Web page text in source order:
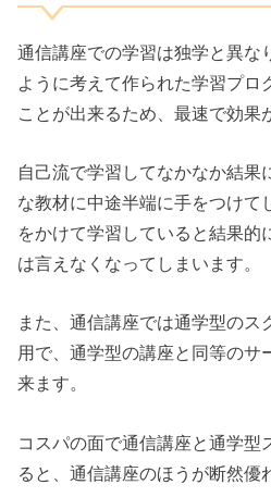
通信講座での学習は独学と異な
ように考えて作られた学習プロ
ことが出来るため、最速で効果
自己流で学習してなかなか結果
な教材に中途半端に手をつけて
をかけて学習していると結果的
は言えなくなってしまいます。
また、通信講座では通学型のス
用で、通学型の講座と同等のサ
来ます。
コスパの面で通信講座と通学型
ると、通信講座のほうが断然優